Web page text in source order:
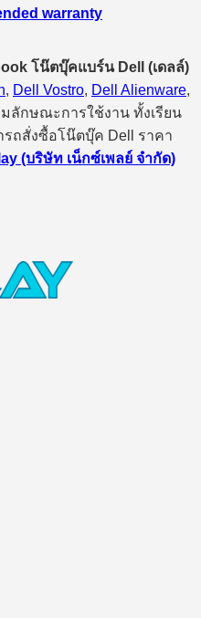
warranty
โน๊ตบุ๊คแบร์น Dell (เดลล์)
, Dell Vostro, Dell Alienware,
ลักษณะการใช้งาน ทั้งเรียน
รถสั่งซื้อโน๊ตบุ๊ค Dell ราคา
(บริษัท เน็กซ์เพลย์ จำกัด)